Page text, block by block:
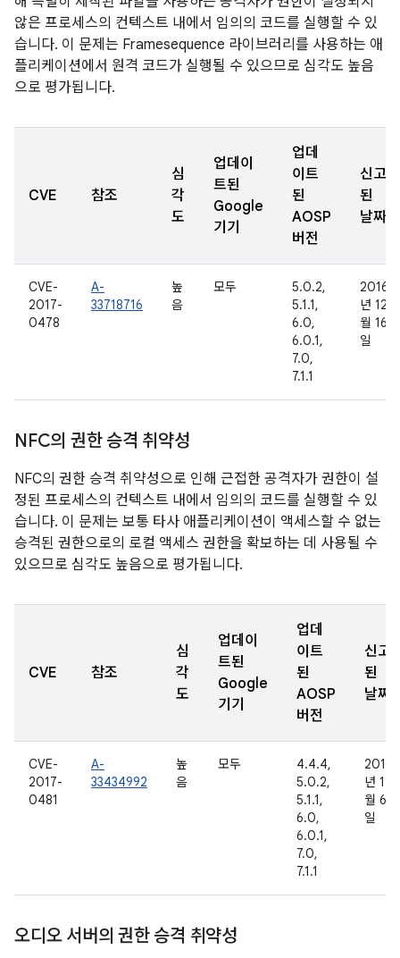
않은 프로세스의 컨텍스트 내에서 임의의 코드를 실행할 수 있
습니다. 이 문제는 Framesequence 라이브러리를 사용하는 애
플리케이션에서 원격 코드가 실행될 수 있으므로 심각도 높음
으로 평가됩니다.
CVE 참조
심
각
도
업데이
트된
Google
기기
업데
이트
된
AOSP
버전
신고
된
날짜
CVE-
2017-
0478
A-
33718716
높
음
모두
5.0.2,
5.1.1,
6.0,
6.0.1,
7.0,
7.1.1
2016
년 12
월 16
일
NFC의 권한 승격 취약성
NFC의 권한 승격 취약성으로 인해 근접한 공격자가 권한이 설
정된 프로세스의 컨텍스트 내에서 임의의 코드를 실행할 수 있
습니다. 이 문제는 보통 타사 애플리케이션이 액세스할 수 없는
승격된 권한으로의 로컬 액세스 권한을 확보하는 데 사용될 수
있으므로 심각도 높음으로 평가됩니다.
CVE 참조
심
각
도
업데이
트된
Google
기기
업데
이트
된
AOSP
버전
신고
된
날짜
CVE-
2017-
0481
A-
33434992
높
음
모두
4.4.4,
5.0.2,
5.1.1,
6.0,
6.0.1,
7.0,
7.1.1
2016
년 11
월 6
일
오디오 서버의 권한 승격 취약성